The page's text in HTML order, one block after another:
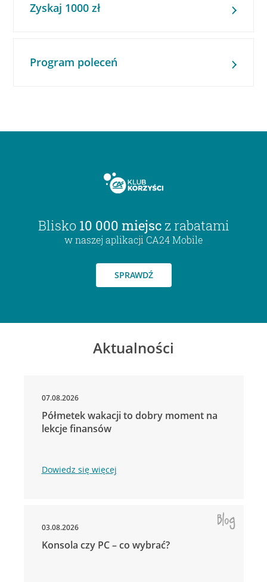
Zyskaj 1000 zł
Program poleceń
Blisko 10 000 miejsc z rabatami
w naszej aplikacji CA24 Mobile
SPRAWDŹ
Aktualności
07.08.2026
Półmetek wakacji to dobry moment na
lekcje finansów
Dowiedz się więcej
03.08.2026
Konsola czy PC – co wybrać?